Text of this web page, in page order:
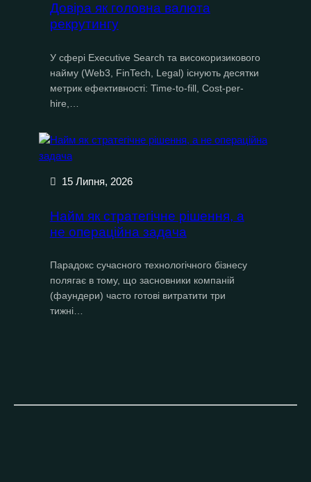
Довіра як головна валюта
рекрутингу
У сфері Executive Search та високоризикового
найму (Web3, FinTech, Legal) існують десятки
метрик ефективності: Time-to-fill, Cost-per-
hire,…
15 Липня, 2026
Найм як стратегічне рішення, а
не операційна задача
Парадокс сучасного технологічного бізнесу
полягає в тому, що засновники компаній
(фаундери) часто готові витратити три
тижні…